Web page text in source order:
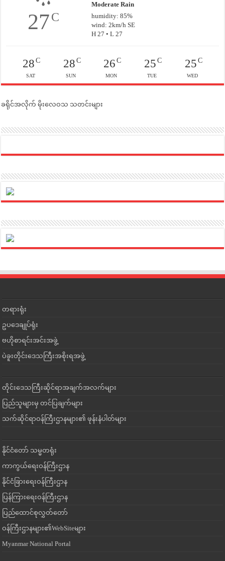
27C
Moderate Rain
humidity: 85%
wind: 2km/h SE
H 27 • L 27
28C
SAT
28C
SUN
26 C
MON
25C
TUE
25C
WED
ခရိုင်အလိုက် မိုးလေဝသ သတင်းများ
တရားရုံး
ဥပဒေချုပ်ရုံး
ဗဟိုစာရင်းအင်းအဖွဲ့
ပဲခူးတိုင်းဒေသကြီးအစိုးရအဖွဲ့
တိုင်းဒေသကြီးဆိုင်ရာအချက်အလက်များ
ပြည်သူများမှ တင်ပြချက်များ
သက်ဆိုင်ရာဝန်ကြီးဌာနများ၏ ဖုန်းနံပါတ်များ
နိုင်ငံတော် သမ္မတရုံး
ကာကွယ်ရေးဝန်ကြီးဌာန
နိုင်ငံခြားရေးဝန်ကြီးဌာန
ပြန်ကြားရေးဝန်ကြီးဌာန
ပြည်ထောင်စုလွှတ်တော်
ဝန်ကြီးဌာနများ၏WebSiteများ
Myanmar National Portal